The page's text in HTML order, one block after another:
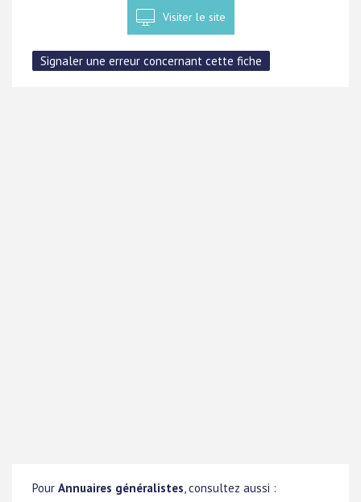
Visiter le site
Pour Annuaires généralistes , consultez aussi :